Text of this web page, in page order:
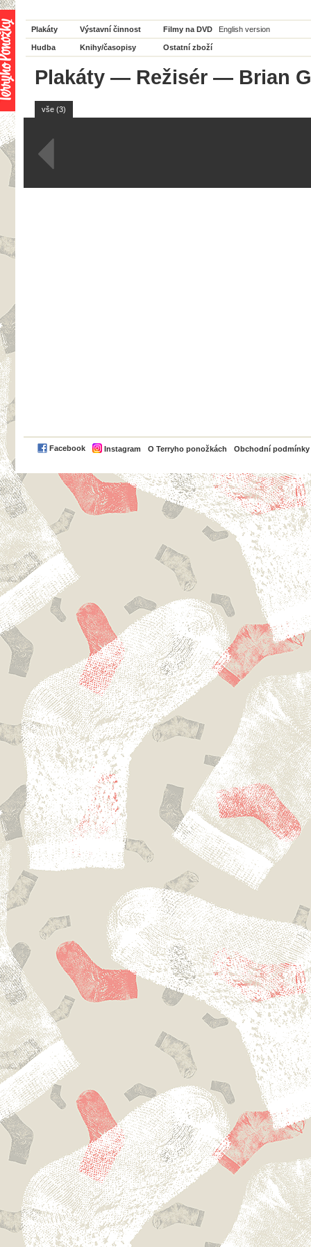
Plakáty Výstavní činnost Filmy na DVD English version
Hudba Knihy/časopisy Ostatní zboží
Plakáty — Režisér — Brian
vše (3)
Facebook Instagram O Terryho ponožkách Obchodní podmínky
PayPal